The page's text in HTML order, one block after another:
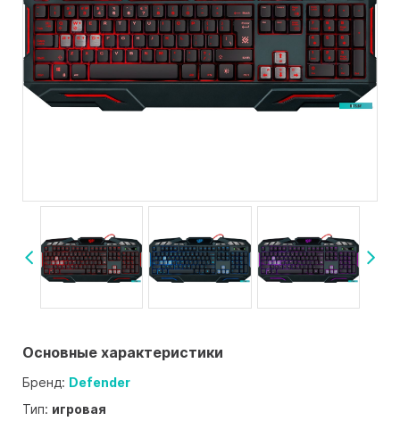
Основные характеристики
Бренд: Defender
Тип: игровая